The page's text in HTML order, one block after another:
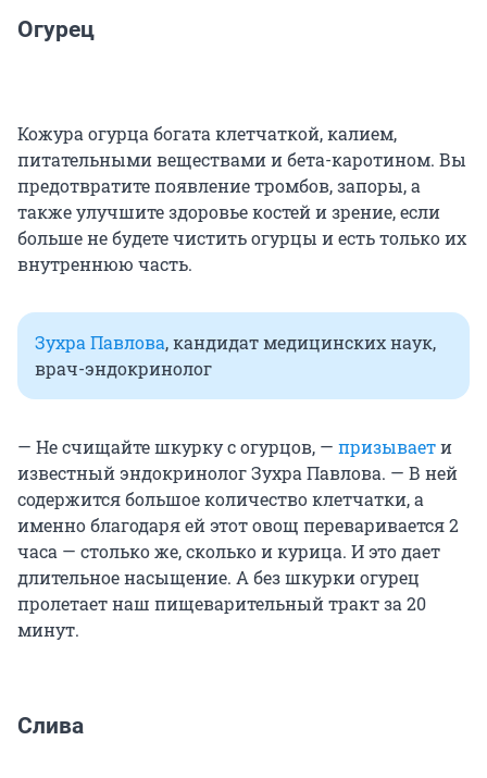
Огурец
Кожура огурца богата клетчаткой, калием,
питательными веществами и бета-каротином. Вы
предотвратите появление тромбов, запоры, а
также улучшите здоровье костей и зрение, если
больше не будете чистить огурцы и есть только их
внутреннюю часть.
Зухра Павлова, кандидат медицинских наук,
врач-эндокринолог
— Не счищайте шкурку с огурцов, — призываети
известный эндокринолог Зухра Павлова. — В ней
содержится большое количество клетчатки, а
именно благодаря ей этот овощ переваривается 2
часа — столько же, сколько и курица. И это дает
длительное насыщение. А без шкурки огурец
пролетает наш пищеварительный тракт за 20
минут.
Слива